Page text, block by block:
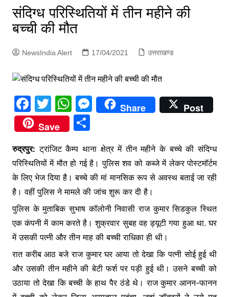
संदिग्ध परिस्थितियों में तीन महीने की
बच्ची की मौत
NewsIndia Alert 17/04/2021 उत्तराखण्ड
F
a
c
e
b
o
o
k
T
w
itt
er
W
h
at
s
A
p
p
M
e
s
e
n
g
er
Share
Post
Save
S
ar
e
रुद्रपुर: ट्रांजिट कैम्प थाना क्षेत्र में तीन महीने के बच्चे की संदिग्ध
परिस्थितियों में मौत हो गई है। पुलिस शव को कब्जे में लेकर पोस्टमॉर्टम
के लिए भेज दिया है। बच्चे की मां मानसिक रूप से अवस्थ बताई जा रही
है। वहीं पुलिस ने मामले की जांच शुरू कर दी है।
पुलिस के मुताबिक सुभाष कॉलोनी निवासी राज कुमार सिडकुल स्थित
एक कंपनी में काम करते है। शुक्रवार सुबह वह ड्यूटी गया हुआ था. घर
में उसकी पत्नी और तीन माह की बच्ची राधिका ही थी।
रात करीब आठ बजे राज कुमार घर आया तो देखा कि पत्नी सोई हुई थी
और उसकी तीन महीने की बेटी फर्श पर पड़ी हुई थी। उसने बच्ची को
उठाया तो देखा कि बच्ची के हाथ पैर ठंडे थे। राज कुमार आनन-फानन